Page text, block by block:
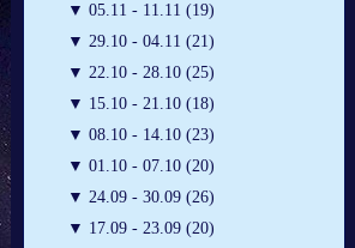
▼ 05.11 - 11.11 (19)
▼ 29.10 - 04.11 (21)
▼ 22.10 - 28.10 (25)
▼ 15.10 - 21.10 (18)
▼ 08.10 - 14.10 (23)
▼ 01.10 - 07.10 (20)
▼ 24.09 - 30.09 (26)
▼ 17.09 - 23.09 (20)